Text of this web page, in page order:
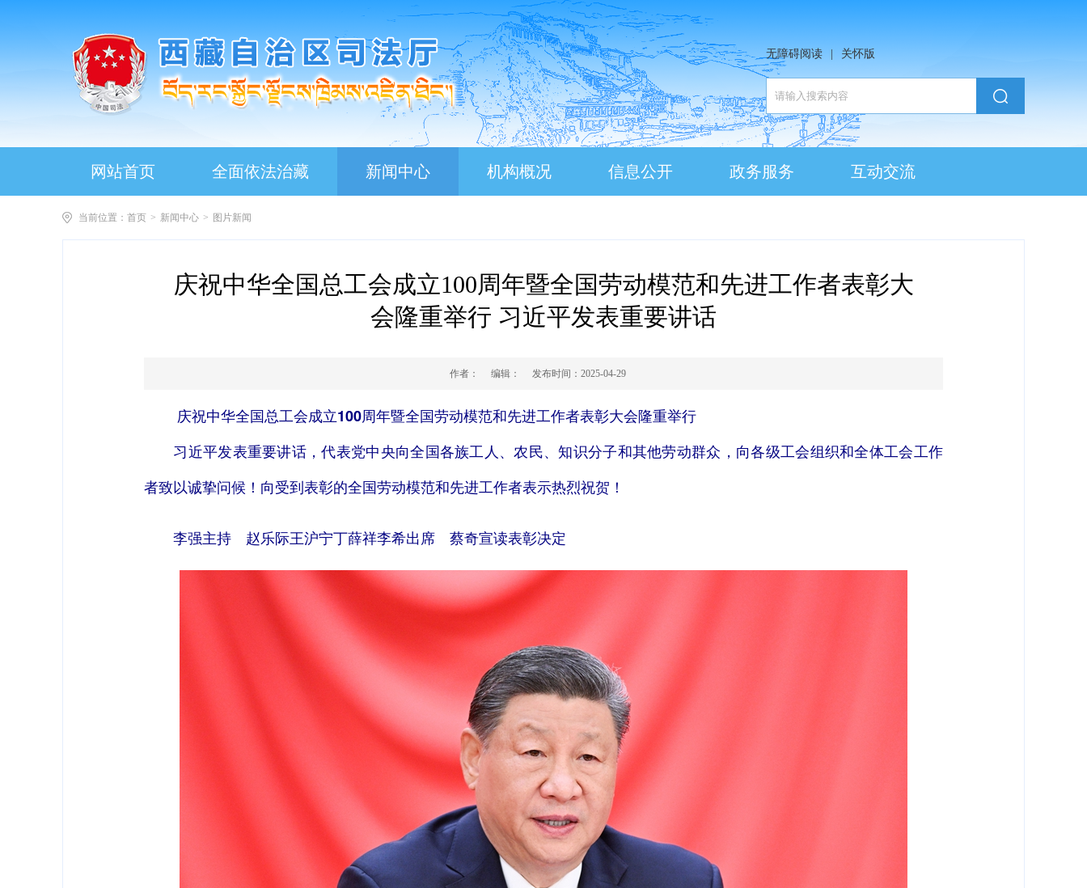
无障碍阅读 关怀版
网站首页 全面依法治藏 新闻中心 机构概况 信息公开 政务服务 互动交流
当前位置： 首页 > 新闻中心 > 图片新闻
庆祝中华全国总工会成立100周年暨全国劳动模范和先进工作者表彰大
会隆重举行 习近平发表重要讲话
作者： 编辑： 发布时间： 2025-04-29
庆祝中华全国总工会成立100周年暨全国劳动模范和先进工作者表彰大会隆重举行
习近平发表重要讲话，代表党中央向全国各族工人、农民、知识分子和其他劳动群众，向各级工会组织和全体工会工作
者致以诚挚问候！向受到表彰的全国劳动模范和先进工作者表示热烈祝贺！
李强主持 赵乐际王沪宁丁薛祥李希出席 蔡奇宣读表彰决定